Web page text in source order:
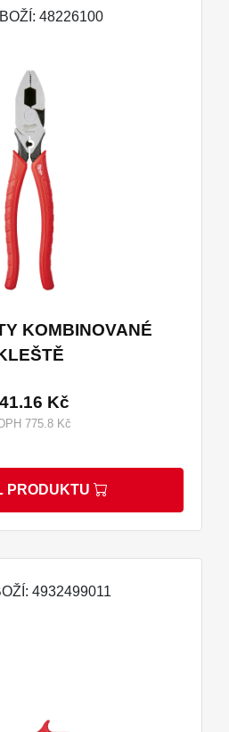
48226100
KOMBINOVANÉ
Kč
775.8 Kč
PRODUKTU
4932499011